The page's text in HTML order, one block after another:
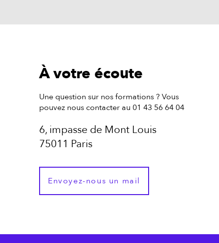
À votre écoute
Une question sur nos formations ? Vous
pouvez nous contacter au 01 43 56 64 04
6, impasse de Mont Louis
75011 Paris
Envoyez-nous un mail